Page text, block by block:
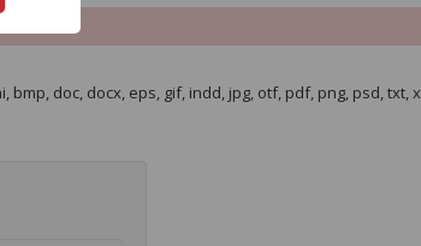
doc, docx, eps, gif, indd, jpg, otf, pdf, png, psd, txt,